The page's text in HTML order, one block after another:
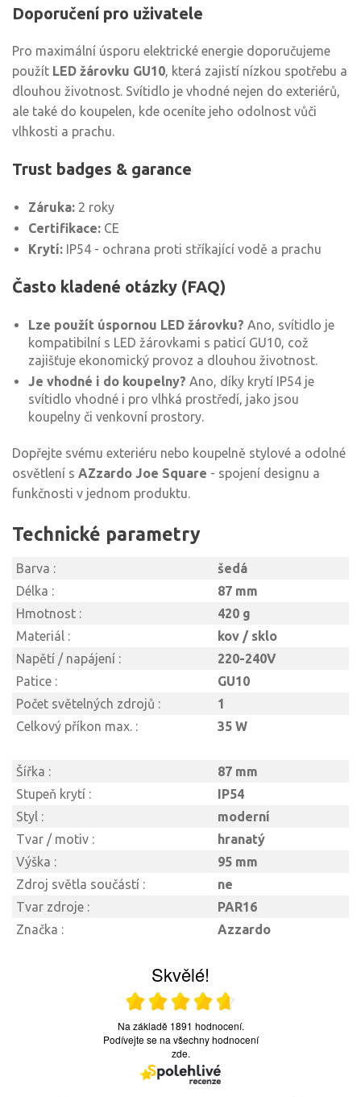
Doporučení pro uživatele
Pro maximální úsporu elektrické energie doporučujeme
použít LED žárovku GU10, která zajistí nízkou spotřebu a
dlouhou životnost. Svítidlo je vhodné nejen do exteriérů,
ale také do koupelen, kde oceníte jeho odolnost vůči
vlhkosti a prachu.
Trust badges & garance
Záruka: 2 roky
Certifikace: CE
Krytí: IP54 - ochrana proti stříkající vodě a prachu
Často kladené otázky (FAQ)
Lze použít úspornou LED žárovku? Ano, svítidlo je
kompatibilní s LED žárovkami s paticí GU10, což
zajišťuje ekonomický provoz a dlouhou životnost.
Je vhodné i do koupelny? Ano, díky krytí IP54 je
svítidlo vhodné i pro vlhká prostředí, jako jsou
koupelny či venkovní prostory.
Dopřejte svému exteriéru nebo koupelně stylové a odolné
osvětlení s AZzardo Joe Square - spojení designu a
funkčnosti v jednom produktu.
Technické parametry
Barva :
šedá
Délka :
87 mm
Hmotnost :
420 g
Materiál :
kov / sklo
Napětí / napájení :
220-240V
Patice :
GU10
Počet světelných zdrojů :
1
Celkový příkon max. :
35 W
Šířka :
87 mm
Stupeň krytí :
IP54
Styl :
moderní
Tvar / motiv :
hranatý
Výška :
95 mm
Zdroj světla součástí :
ne
Tvar zdroje :
PAR16
Značka :
Azzardo